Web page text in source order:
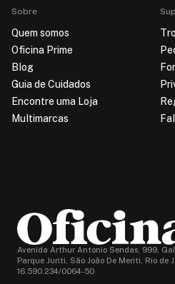
Sobre
Quem somos
Oficina Prime
Blog
Guia de Cuidados
Encontre uma Loja
Multimarcas
Avenida Arthur Antonio Sendas, 999,
Parque Juriti, São João De Meriti, Rio de
16.590.234/0064-50